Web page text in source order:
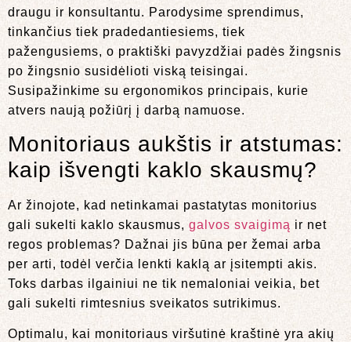
draugu ir konsultantu. Parodysime sprendimus,
tinkančius tiek pradedantiesiems, tiek
pažengusiems, o praktiški pavyzdžiai padės žingsnis
po žingsnio susidėlioti viską teisingai.
Susipažinkime su ergonomikos principais, kurie
atvers naują požiūrį į darbą namuose.
Monitoriaus aukštis ir atstumas:
kaip išvengti kaklo skausmų?
Ar žinojote, kad netinkamai pastatytas monitorius
gali sukelti kaklo skausmus, galvos svaigimą ir net
regos problemas? Dažnai jis būna per žemai arba
per arti, todėl verčia lenkti kaklą ar įsitempti akis.
Toks darbas ilgainiui ne tik nemaloniai veikia, bet
gali sukelti rimtesnius sveikatos sutrikimus.
Optimalu, kai monitoriaus viršutinė kraštinė yra akių